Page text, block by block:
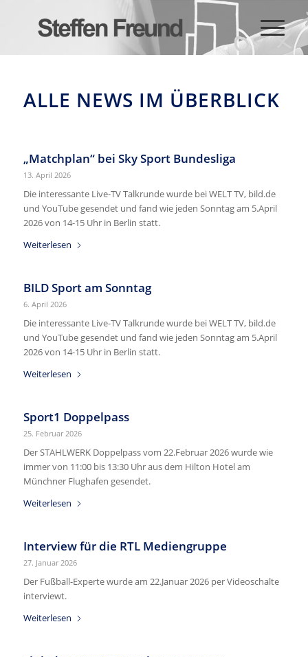
ALLE NEWS IM ÜBERBLICK
„Matchplan“ bei Sky Sport Bundesliga
13. April 2026
Die interessante Live-TV Talkrunde wurde bei WELT TV, bild.de
und YouTube gesendet und fand wie jeden Sonntag am 5.April
2026 von 14-15 Uhr in Berlin statt.
Weiterlesen
BILD Sport am Sonntag
6. April 2026
Die interessante Live-TV Talkrunde wurde bei WELT TV, bild.de
und YouTube gesendet und fand wie jeden Sonntag am 5.April
2026 von 14-15 Uhr in Berlin statt.
Weiterlesen
Sport1 Doppelpass
25. Februar 2026
Der STAHLWERK Doppelpass vom 22.Februar 2026 wurde wie
immer von 11:00 bis 13:30 Uhr aus dem Hilton Hotel am
Münchner Flughafen gesendet.
Weiterlesen
Interview für die RTL Mediengruppe
27. Januar 2026
Der Fußball-Experte wurde am 22.Januar 2026 per Videoschalte
interviewt.
Weiterlesen